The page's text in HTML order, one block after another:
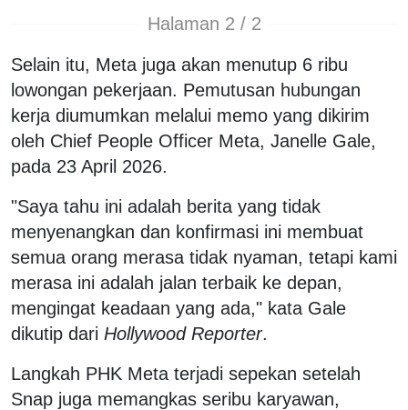
Halaman 2 / 2
Selain itu, Meta juga akan menutup 6 ribu
lowongan pekerjaan. Pemutusan hubungan
kerja diumumkan melalui memo yang dikirim
oleh Chief People Officer Meta, Janelle Gale,
pada 23 April 2026.
"Saya tahu ini adalah berita yang tidak
menyenangkan dan konfirmasi ini membuat
semua orang merasa tidak nyaman, tetapi kami
merasa ini adalah jalan terbaik ke depan,
mengingat keadaan yang ada," kata Gale
dikutip dari Hollywood Reporter.
Langkah PHK Meta terjadi sepekan setelah
Snap juga memangkas seribu karyawan,